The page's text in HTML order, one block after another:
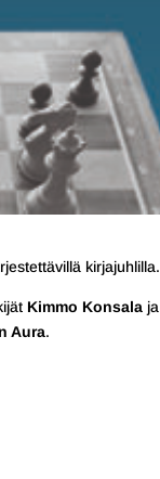
kirjajuhlilla.
Kimmo Konsala ja
Aura.